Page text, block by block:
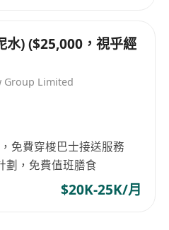
水) ($25,000，視乎經
Group Limited
免費穿梭巴士接送服務
劃，免費值班膳食
$20K-25K/月